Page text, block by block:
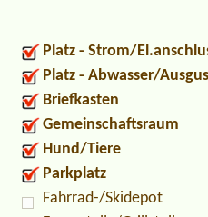
Platz - Strom/
Platz - Abwasser/
Briefkasten
Gemeinschaftsraum
Hund/Tiere
Parkplatz
Fahrrad-/Skidepot